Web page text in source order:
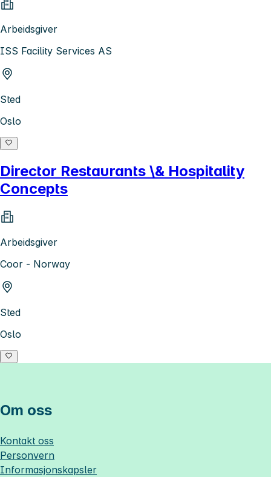
Arbeidsgiver
ISS Facility Services AS
Sted
Oslo
Director Restaurants \& Hospitality
Concepts
Arbeidsgiver
Coor - Norway
Sted
Oslo
Om oss
Kontakt oss
Personvern
Informasjonskapsler